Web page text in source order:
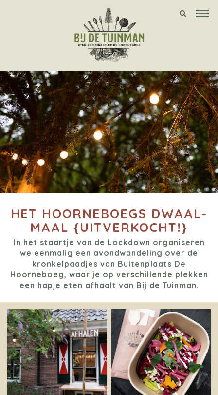
HET HOORNEBOEGS DWAAL-
MAAL {UITVERKOCHT!}
In het staartje van de Lockdown organiseren
we eenmalig een avondwandeling over de
kronkelpaadjes van Buitenplaats De
Hoorneboeg, waar je op verschillende plekken
een hapje eten afhaalt van Bij de Tuinman.